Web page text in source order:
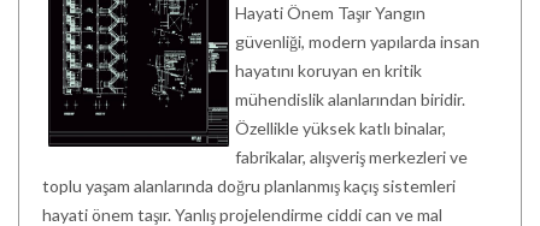
Hayati Önem Taşır Yangın
güvenliği, modern yapılarda insan
hayatını koruyan en kritik
mühendislik alanlarından biridir.
Özellikle yüksek katlı binalar,
fabrikalar, alışveriş merkezleri ve
toplu yaşam alanlarında doğru planlanmış kaçış sistemleri
hayati önem taşır. Yanlış projelendirme ciddi can ve mal